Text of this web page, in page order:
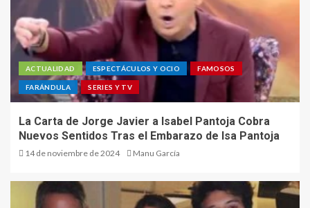
ACTUALIDAD ESPECTÁCULOS Y OCIO FAMOSOS
FARÁNDULA SERIES Y TV
La Carta de Jorge Javier a Isabel Pantoja Cobra
Nuevos Sentidos Tras el Embarazo de Isa Pantoja
14 de noviembre de 2024 Manu García